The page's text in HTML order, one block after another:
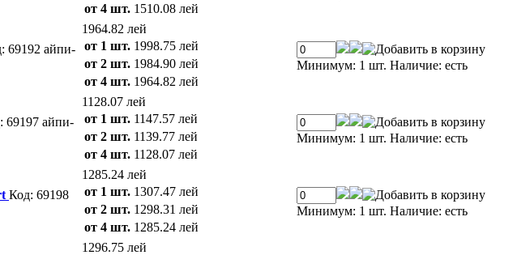
от 4 шт. 1510.08 лей
69192 айпи-
1964.82 лей
от 1 шт. 1998.75 лей
от 2 шт. 1984.90 лей
от 4 шт. 1964.82 лей
Минимум: 1 шт. Наличие: есть
69197 айпи-
1128.07 лей
от 1 шт. 1147.57 лей
от 2 шт. 1139.77 лей
от 4 шт. 1128.07 лей
Минимум: 1 шт. Наличие: есть
Код: 69198
1285.24 лей
от 1 шт. 1307.47 лей
от 2 шт. 1298.31 лей
от 4 шт. 1285.24 лей
Минимум: 1 шт. Наличие: есть
1296.75 лей